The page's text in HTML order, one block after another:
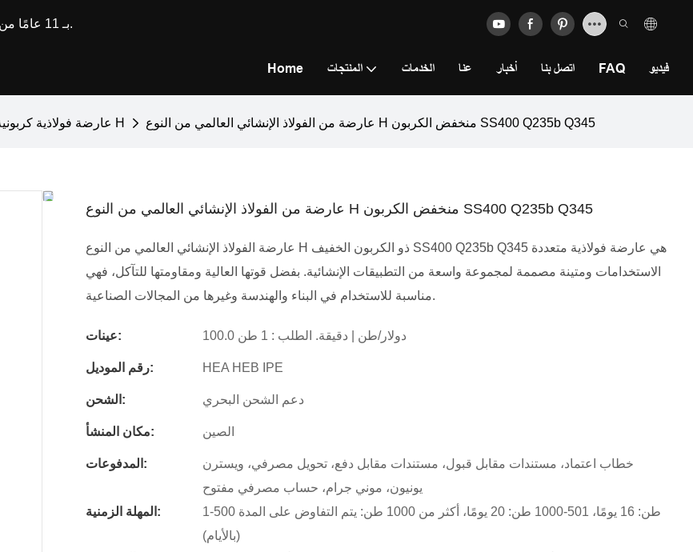
تتمتع Longxing Steel بـ 11 عامًا من الخبرة في تصنيع وتخصيص الفولاذ المقاوم للصدأ.
Home المنتجات الخدمات عنا أخبار اتصل بنا FAQ فيديو
عارضة فولاذية كربونية على شكل حرف H عارضة من الفولاذ الإنشائي العالمي من النوع H منخفض الكربون SS400 Q235b Q345
عارضة من الفولاذ الإنشائي العالمي من النوع H منخفض الكربون SS400 Q235b Q345
عارضة الفولاذ الإنشائي العالمي من النوع H ذو الكربون الخفيف SS400 Q235b Q345 هي عارضة فولاذية متعددة
الاستخدامات ومتينة مصممة لمجموعة واسعة من التطبيقات الإنشائية. بفضل قوتها العالية ومقاومتها للتآكل، فهي
مناسبة للاستخدام في البناء والهندسة وغيرها من المجالات الصناعية.
عينات: 100.0 دولار/طن | دقيقة. الطلب : 1 طن
رقم الموديل: HEA HEB IPE
الشحن: دعم الشحن البحري
مكان المنشأ: الصين
المدفوعات:
خطاب اعتماد، مستندات مقابل قبول، مستندات مقابل دفع، تحويل مصرفي، ويسترن
يونيون، موني جرام، حساب مصرفي مفتوح
المهلة الزمنية:
1-500 طن: 16 يومًا، 501-1000 طن: 20 يومًا، أكثر من 1000 طن: يتم التفاوض على المدة
(بالأيام)